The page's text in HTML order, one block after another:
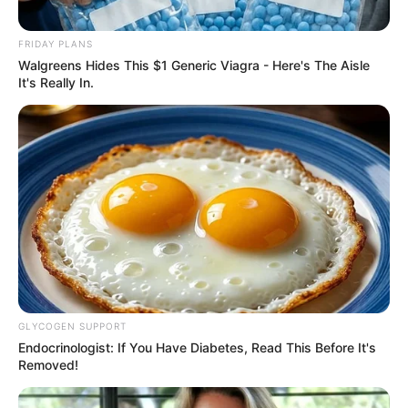
être dans l’idée de venir pimenter les rapports dans
ce Tiercé Quarté Quinté voici notre « joker » et
certainement à belle cote pour la course du jour.
SUPERENALOTTO N° CHANCE
FRIDAY PLANS
Walgreens Hides This $1 Generic Viagra - Here's The Aisle
It's Really In.
GLYCOGEN SUPPORT
Endocrinologist: If You Have Diabetes, Read This Before It's
Removed!